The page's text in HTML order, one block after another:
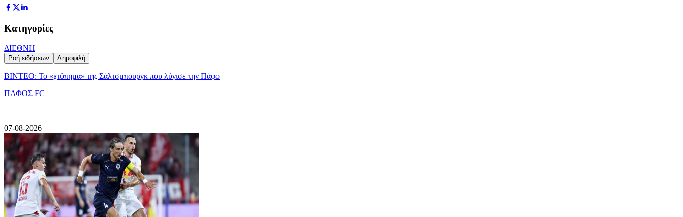
Κατηγορίες
ΔΙΕΘΝΗ
Ροή ειδήσεων Δημοφιλή
ΒΙΝΤΕΟ: Το «χτύπημα» της Σάλτσμπουργκ που λύγισε την Πάφο
ΠΑΦΟΣ FC
|
07-08-2026